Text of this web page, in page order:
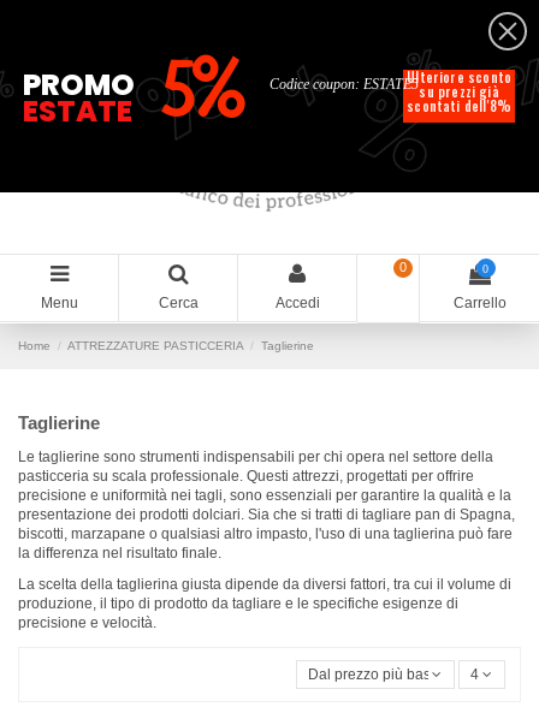
Italiano
Menu Cerca Accedi
0 0
Carrello
Home ATTREZZATURE PASTICCERIA Taglierine
Taglierine
Le taglierine sono strumenti indispensabili per chi opera nel settore della
pasticceria su scala professionale. Questi attrezzi, progettati per offrire
precisione e uniformità nei tagli, sono essenziali per garantire la qualità e la
presentazione dei prodotti dolciari. Sia che si tratti di tagliare pan di Spagna,
biscotti, marzapane o qualsiasi altro impasto, l'uso di una taglierina può fare
la differenza nel risultato finale.
La scelta della taglierina giusta dipende da diversi fattori, tra cui il volume di
produzione, il tipo di prodotto da tagliare e le specifiche esigenze di
precisione e velocità.
Dal prezzo più basso 4
%
% %
% Ulteriore sconto
su prezzi già
scontati dell'8%
Codice coupon: ESTATE5
PROMO
ESTATE 5%